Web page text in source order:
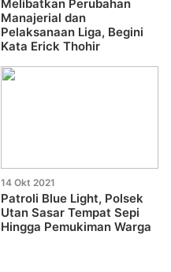
Melibatkan Perubahan
Manajerial dan
Pelaksanaan Liga, Begini
Kata Erick Thohir
14 Okt 2021
Patroli Blue Light, Polsek
Utan Sasar Tempat Sepi
Hingga Pemukiman Warga